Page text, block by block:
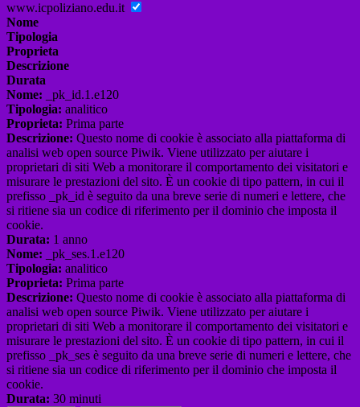
www.icpoliziano.edu.it
Nome
Tipologia
Proprieta
Descrizione
Durata
Nome: _pk_id.1.e120
Tipologia: analitico
Proprieta: Prima parte
Descrizione: Questo nome di cookie è associato alla piattaforma di
analisi web open source Piwik. Viene utilizzato per aiutare i
proprietari di siti Web a monitorare il comportamento dei visitatori e
misurare le prestazioni del sito. È un cookie di tipo pattern, in cui il
prefisso _pk_id è seguito da una breve serie di numeri e lettere, che
si ritiene sia un codice di riferimento per il dominio che imposta il
cookie.
Durata: 1 anno
Nome: _pk_ses.1.e120
Tipologia: analitico
Proprieta: Prima parte
Descrizione: Questo nome di cookie è associato alla piattaforma di
analisi web open source Piwik. Viene utilizzato per aiutare i
proprietari di siti Web a monitorare il comportamento dei visitatori e
misurare le prestazioni del sito. È un cookie di tipo pattern, in cui il
prefisso _pk_ses è seguito da una breve serie di numeri e lettere, che
si ritiene sia un codice di riferimento per il dominio che imposta il
cookie.
Durata: 30 minuti